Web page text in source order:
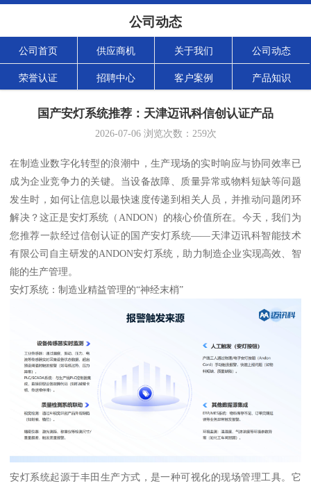
公司动态
公司首页 供应商机 关于我们 公司动态
荣誉认证 招聘中心 客户案例 产品知识
国产安灯系统推荐：天津迈讯科信创认证产品
2026-07-06浏览次数： 259次
在制造业数字化转型的浪潮中，生产现场的实时响应与协同效率已
成为企业竞争力的关键。当设备故障、质量异常或物料短缺等问题
发生时，如何让信息以最快速度传递到相关人员，并推动问题闭环
解决？这正是安灯系统（ANDON）的核心价值所在。今天，我们为
您推荐一款经过信创认证的国产安灯系统——天津迈讯科智能技术
有限公司自主研发的ANDON安灯系统，助力制造企业实现高效、智
能的生产管理。
安灯系统：制造业精益管理的“神经末梢”
安灯系统起源于丰田生产方式，是一种可视化的现场管理工具。它